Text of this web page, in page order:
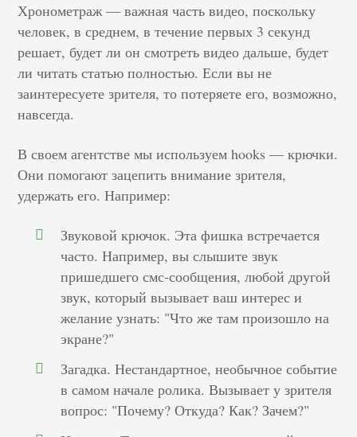
Хронометраж — важная часть видео, поскольку
человек, в среднем, в течение первых 3 секунд
решает, будет ли он смотреть видео дальше, будет
ли читать статью полностью. Если вы не
заинтересуете зрителя, то потеряете его, возможно,
навсегда.
В своем агентстве мы используем hooks — крючки.
Они помогают зацепить внимание зрителя,
удержать его. Например:
Звуковой крючок. Эта фишка встречается
часто. Например, вы слышите звук
пришедшего смс-сообщения, любой другой
звук, который вызывает ваш интерес и
желание узнать: "Что же там произошло на
экране?"
Загадка. Нестандартное, необычное событие
в самом начале ролика. Вызывает у зрителя
вопрос: "Почему? Откуда? Как? Зачем?"